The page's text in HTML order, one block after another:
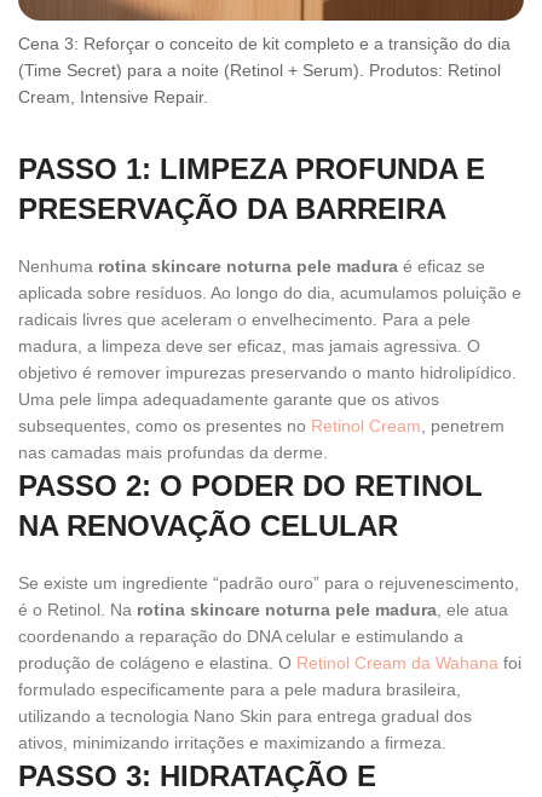
Cena 3: Reforçar o conceito de kit completo e a transição do dia
(Time Secret) para a noite (Retinol + Serum). Produtos: Retinol
Cream, Intensive Repair.
PASSO 1: LIMPEZA PROFUNDA E
PRESERVAÇÃO DA BARREIRA
Nenhuma rotina skincare noturna pele madura é eficaz se
aplicada sobre resíduos. Ao longo do dia, acumulamos poluição e
radicais livres que aceleram o envelhecimento. Para a pele
madura, a limpeza deve ser eficaz, mas jamais agressiva. O
objetivo é remover impurezas preservando o manto hidrolipídico.
Uma pele limpa adequadamente garante que os ativos
subsequentes, como os presentes no Retinol Cream , penetrem
nas camadas mais profundas da derme.
PASSO 2: O PODER DO RETINOL
NA RENOVAÇÃO CELULAR
Se existe um ingrediente “padrão ouro” para o rejuvenescimento,
é o Retinol. Na rotina skincare noturna pele madura , ele atua
coordenando a reparação do DNA celular e estimulando a
produção de colágeno e elastina. O Retinol Cream da Wahana foi
formulado especificamente para a pele madura brasileira,
utilizando a tecnologia Nano Skin para entrega gradual dos
ativos, minimizando irritações e maximizando a firmeza.
PASSO 3: HIDRATAÇÃO E